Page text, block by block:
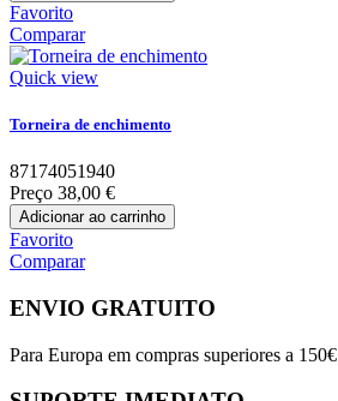
Favorito
Comparar
Quick view
Torneira de enchimento
87174051940
Preço 38,00 €
Adicionar ao carrinho
Favorito
Comparar
ENVIO GRATUITO
Para Europa em compras superiores a 150€